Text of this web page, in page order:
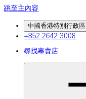
跳至主內容
中國香港特別行政區
+852 2642 3008
尋找專賣店